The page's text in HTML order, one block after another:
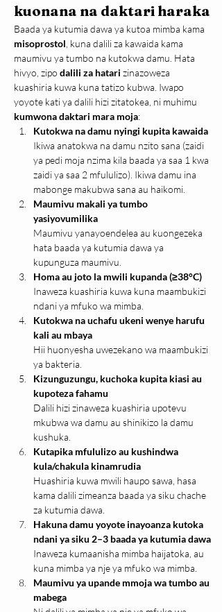
kuonana na daktari haraka
Baada ya kutumia dawa ya kutoa mimba kama
misoprostol , kuna dalili za kawaida kama
maumivu ya tumbo na kutokwa damu. Hata
hivyo, zipo dalili za hatari zinazoweza
kuashiria kuwa kuna tatizo kubwa. Iwapo
yoyote kati ya dalili hizi zitatokea, ni muhimu
kumwona daktari mara moja:
Kutokwa na damu nyingi kupita kawaida
Ikiwa anatokwa na damu nzito sana (zaidi
ya pedi moja nzima kila baada ya saa 1 kwa
zaidi ya saa 2 mfululizo). Ikiwa damu ina
mabonge makubwa sana au haikomi.
Maumivu makali ya tumbo
yasiyovumilika
Maumivu yanayoendelea au kuongezeka
hata baada ya kutumia dawa ya
kupunguza maumivu.
Homa au joto la mwili kupanda (≥38°C)
Inaweza kuashiria kuwa kuna maambukizi
ndani ya mfuko wa mimba.
Kutokwa na uchafu ukeni wenye harufu
kali au mbaya
Hii huonyesha uwezekano wa maambukizi
ya bakteria.
Kizunguzungu, kuchoka kupita kiasi au
kupoteza fahamu
Dalili hizi zinaweza kuashiria upotevu
mkubwa wa damu au shinikizo la damu
kushuka.
Kutapika mfululizo au kushindwa
kula/chakula kinamrudia
Huashiria kuwa mwili haupo sawa, hasa
kama dalili zimeanza baada ya siku chache
za kutumia dawa.
Hakuna damu yoyote inayoanza kutoka
ndani ya siku 2–3 baada ya kutumia dawa
Inaweza kumaanisha mimba haijatoka, au
kuna mimba ya nje ya mfuko wa mimba.
Maumivu ya upande mmoja wa tumbo au
mabega